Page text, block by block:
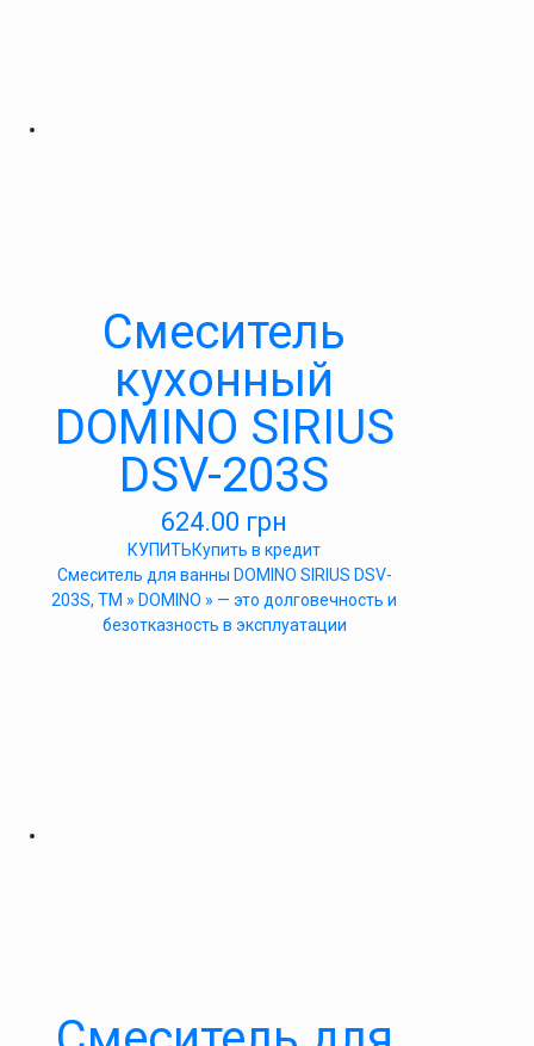
Смеситель
кухонный
DOMINO SIRIUS
DSV-203S
624.00 грн
КУПИТЬКупить в кредит
Cмеситель для ванны DOMINO SIRIUS DSV-
203S, ТМ » DOMINO » — это долговечность и
безотказность в эксплуатации